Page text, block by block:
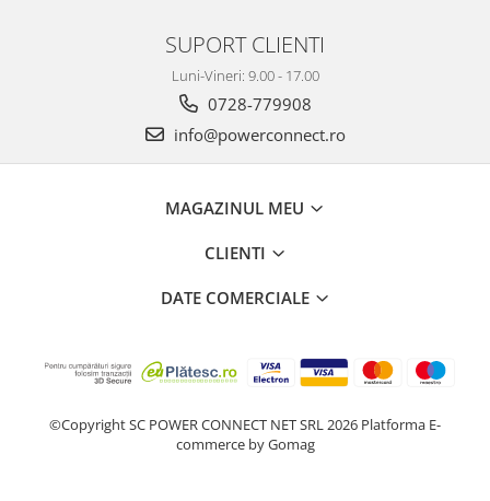
SUPORT CLIENTI
Luni-Vineri: 9.00 - 17.00
0728-779908
info@powerconnect.ro
MAGAZINUL MEU
CLIENTI
DATE COMERCIALE
©Copyright SC POWER CONNECT NET SRL 2026 Platforma E-
commerce by Gomag